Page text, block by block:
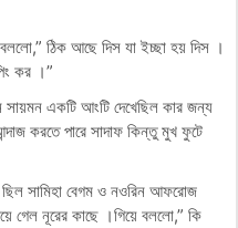
ঠিক আছে দিস যা ইচ্ছা হয় দিস ।
কর ।”
সায়মন একটি আংটি দেখেছিল কার জন্য
করতে পারে সাদাফ কিন্তু মুখ ফুটে
ছিল সামিহা বেগম ও নওরিন আফরোজ
গেল নূরের কাছে ।গিয়ে বললো,” কি